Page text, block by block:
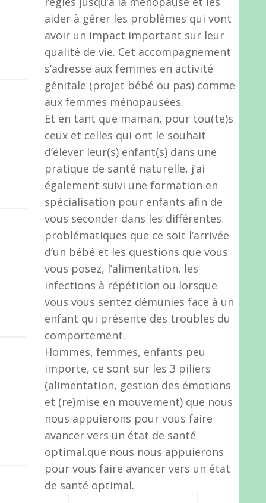
aider à gérer les problèmes qui vont
avoir un impact important sur leur
qualité de vie. Cet accompagnement
s’adresse aux femmes en activité
génitale (projet bébé ou pas) comme
aux femmes ménopausées.
Et en tant que maman, pour tou(te)s
ceux et celles qui ont le souhait
d’élever leur(s) enfant(s) dans une
pratique de santé naturelle, j’ai
également suivi une formation en
spécialisation pour enfants afin de
vous seconder dans les différentes
problématiques que ce soit l’arrivée
d’un bébé et les questions que vous
vous posez, l’alimentation, les
infections à répétition ou lorsque
vous vous sentez démunies face à un
enfant qui présente des troubles du
comportement.
Hommes, femmes, enfants peu
importe, ce sont sur les 3 piliers
(alimentation, gestion des émotions
et (re)mise en mouvement) que nous
nous appuierons pour vous faire
avancer vers un état de santé
optimal.que nous nous appuierons
pour vous faire avancer vers un état
de santé optimal.